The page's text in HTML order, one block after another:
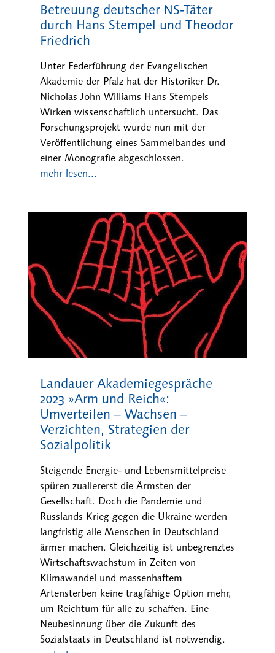
Betreuung deutscher NS-Täter
durch Hans Stempel und Theodor
Friedrich
Unter Federführung der Evangelischen
Akademie der Pfalz hat der Historiker Dr.
Nicholas John Williams Hans Stempels
Wirken wissenschaftlich untersucht. Das
Forschungsprojekt wurde nun mit der
Veröffentlichung eines Sammelbandes und
einer Monografie abgeschlossen.
mehr lesen...
Landauer Akademiegespräche
2023 »Arm und Reich«:
Umverteilen – Wachsen –
Verzichten, Strategien der
Sozialpolitik
Steigende Energie- und Lebensmittelpreise
spüren zuallererst die Ärmsten der
Gesellschaft. Doch die Pandemie und
Russlands Krieg gegen die Ukraine werden
langfristig alle Menschen in Deutschland
ärmer machen. Gleichzeitig ist unbegrenztes
Wirtschaftswachstum in Zeiten von
Klimawandel und massenhaftem
Artensterben keine tragfähige Option mehr,
um Reichtum für alle zu schaffen. Eine
Neubesinnung über die Zukunft des
Sozialstaats in Deutschland ist notwendig.